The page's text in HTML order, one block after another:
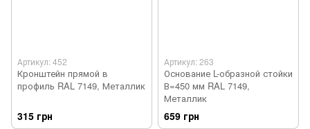
Артикул: 452
Кронштейн прямой в
профиль RAL 7149, Металлик
315 грн
Артикул: 263
Основание L-образной стойки
В=450 мм RAL 7149,
Металлик
659 грн